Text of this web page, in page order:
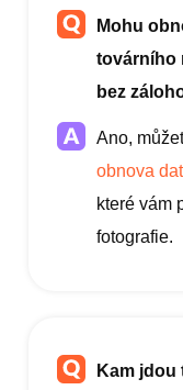
Mohu
továrního
bez
Ano,
obnova
které vám
fotografie.
Kam jdou